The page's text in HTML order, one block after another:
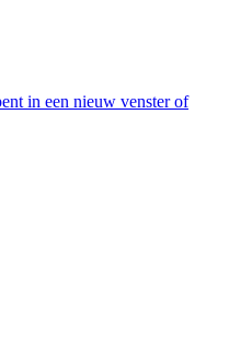
in een nieuw venster of